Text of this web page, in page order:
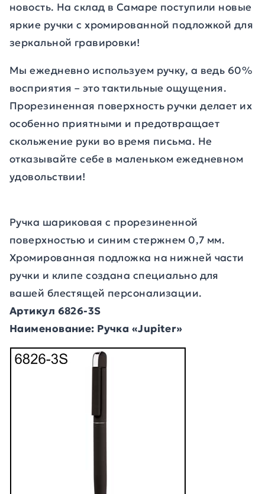
новость. На склад в Самаре поступили новые
яркие ручки с хромированной подложкой для
зеркальной гравировки!
Мы ежедневно используем ручку, а ведь 60%
восприятия – это тактильные ощущения.
Прорезиненная поверхность ручки делает их
особенно приятными и предотвращает
скольжение руки во время письма. Не
отказывайте себе в маленьком ежедневном
удовольствии!
Ручка шариковая с прорезиненной
поверхностью и синим стержнем 0,7 мм.
Хромированная подложка на нижней части
ручки и клипе создана специально для
вашей блестящей персонализации.
Артикул 6826-3S
Наименование: Ручка «Jupiter»